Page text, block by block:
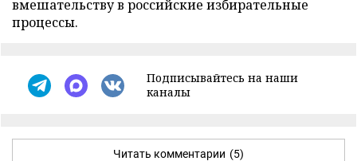
вмешательству в российские избирательные
процессы.
Подписывайтесь на наши
каналы
Читать комментарии (5)